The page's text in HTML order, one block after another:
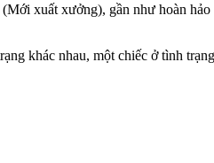
xuất xưởng), gần như hoàn
khác nhau, một chiếc ở tình